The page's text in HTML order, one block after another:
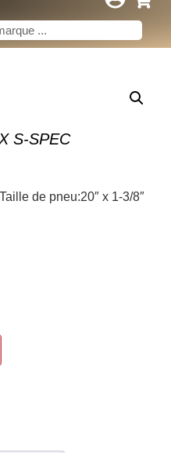
S-SPEC
de pneu:20″ x 1-3/8″